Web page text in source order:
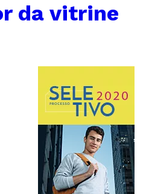
da vitrine